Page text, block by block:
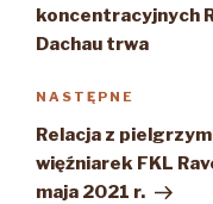
koncentracyjnych
Dachau trwa
Następny
wpis
NASTĘPNE
Relacja z
więźniarek FKL
maja 2021 r.